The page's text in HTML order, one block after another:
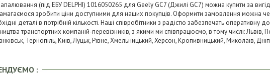
(під ЕБУ DELPHI) 1016050265 для Geely GC7 (Джилі GC7) можна купити за
зробити ціни доступними для наших покупців. Оформити замовлення можна
деталі в потрібній кількості. Наші співробітники з радістю забезпечать
транспортних компаній-перевізників, з якими ми співпрацюємо, в тому числі: Львів,
Тернопіль, Київ, Луцьк, Рівне, Хмельницький, Херсон, Кропивницький, Миколаїв,
: